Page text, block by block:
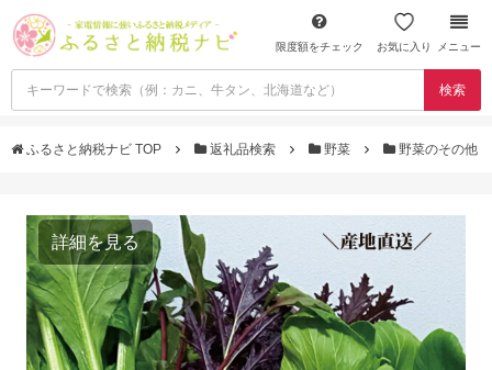
限度額をチェック お気に入り メニュー
検索
ふるさと納税ナビ TOP 返礼品検索 野菜 野菜のその他
詳細を見る